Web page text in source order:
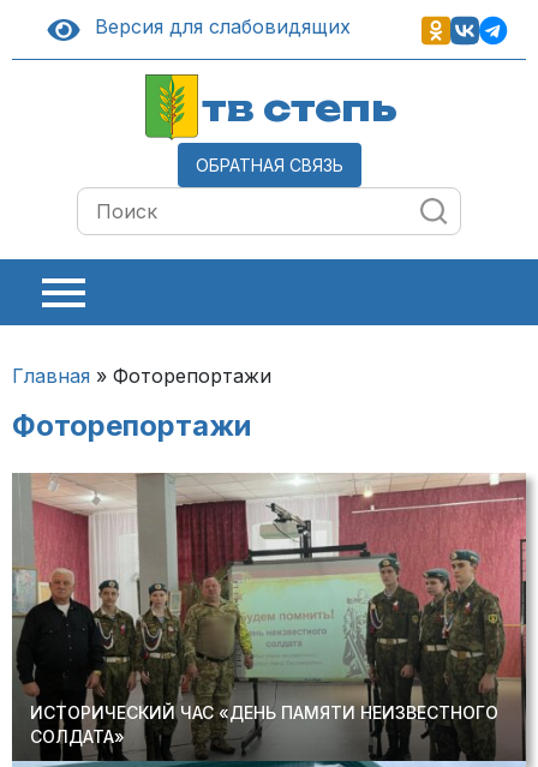
Версия для слабовидящих
тв степь
ОБРАТНАЯ СВЯЗЬ
Главная » Фоторепортажи
Фоторепортажи
ИСТОРИЧЕСКИЙ ЧАС «ДЕНЬ ПАМЯТИ НЕИЗВЕСТНОГО
СОЛДАТА»